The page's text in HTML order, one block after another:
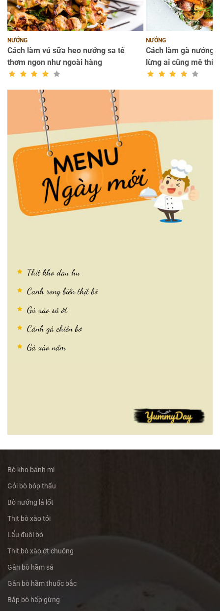
NƯỚNG
Cách làm vú sữa heo nướng sa tế
thơm ngon như ngoài hàng
NƯỚNG
Cách làm gà nướng
lừng ai cũng mê
Thit kho dau hu
Canh rong biển thịt bò
Gà xào sả ớt
Cánh gà chiên bơ
Gà xào nấm
Bò kho bánh mì
Gỏi bò bóp thấu
Bò nướng lá lốt
Thịt bò xào tỏi
Lẩu đuôi bò
Thịt bò xào ớt chuông
Gân bò hầm sả
Gân bò hầm thuốc bắc
Bắp bò hấp gừng